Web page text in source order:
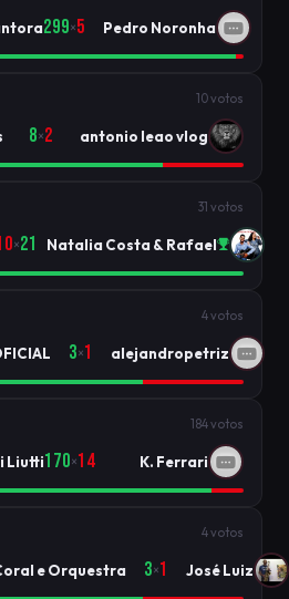
299×5 Pedro Noronha
10 votos
8×2 antonio leao vlog
31 votos
×21 Natalia Costa & Rafael
4 votos
3×1 alejandropetriz
184 votos
Liutti170×14 K. Ferrari
4 votos
e Orquestra 3×1 José Luiz